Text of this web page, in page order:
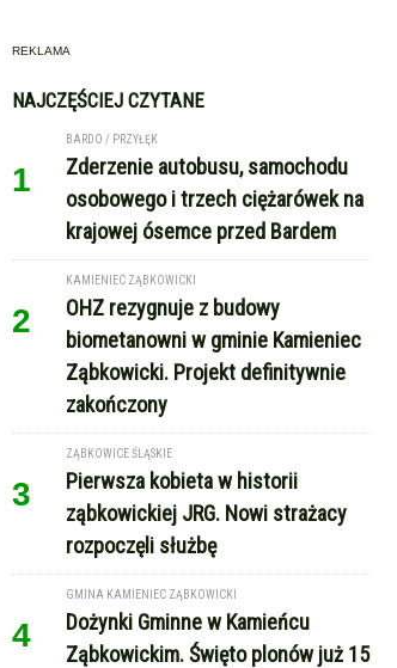
REKLAMA
NAJCZĘŚCIEJ CZYTANE
1
BARDO / PRZYŁĘK
Zderzenie autobusu, samochodu
osobowego i trzech ciężarówek na
krajowej ósemce przed Bardem
2
KAMIENIEC ZĄBKOWICKI
OHZ rezygnuje z budowy
biometanowni w gminie Kamieniec
Ząbkowicki. Projekt definitywnie
zakończony
3
ZĄBKOWICE ŚLĄSKIE
Pierwsza kobieta w historii
ząbkowickiej JRG. Nowi strażacy
rozpoczęli służbę
4
GMINA KAMIENIEC ZĄBKOWICKI
Dożynki Gminne w Kamieńcu
Ząbkowickim. Święto plonów już 15